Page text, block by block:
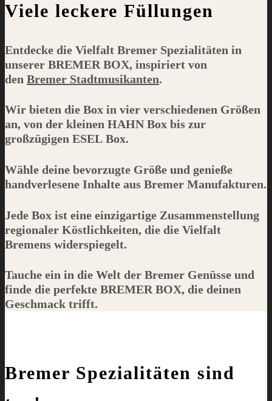
Viele leckere Füllungen
Entdecke die Vielfalt Bremer Spezialitäten in
unserer BREMER BOX, inspiriert von
den Bremer Stadtmusikanten.
Wir bieten die Box in vier verschiedenen Größen
an, von der kleinen HAHN Box bis zur
großzügigen ESEL Box.
Wähle deine bevorzugte Größe und genieße
handverlesene Inhalte aus Bremer Manufakturen.
Jede Box ist eine einzigartige Zusammenstellung
regionaler Köstlichkeiten, die die Vielfalt
Bremens widerspiegelt.
Tauche ein in die Welt der Bremer Genüsse und
finde die perfekte BREMER BOX, die deinen
Geschmack trifft.
Bremer Spezialitäten sind